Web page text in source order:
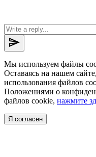
send
Мы используем файлы
Оставаясь на нашем
использования файлов
Положениями о
файлов cookie, нажмите
Я согласен